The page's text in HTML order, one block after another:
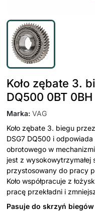
Koło zębate 3.
DQ500 0BT
Marka: VAG
Koło zębate 3. biegu
DSG7 DQ500 i
obrotowego w
jest z
przystosowany do pracy
Koło współpracuje z
pracę przekładni i
Pasuje do skrzyń biegów